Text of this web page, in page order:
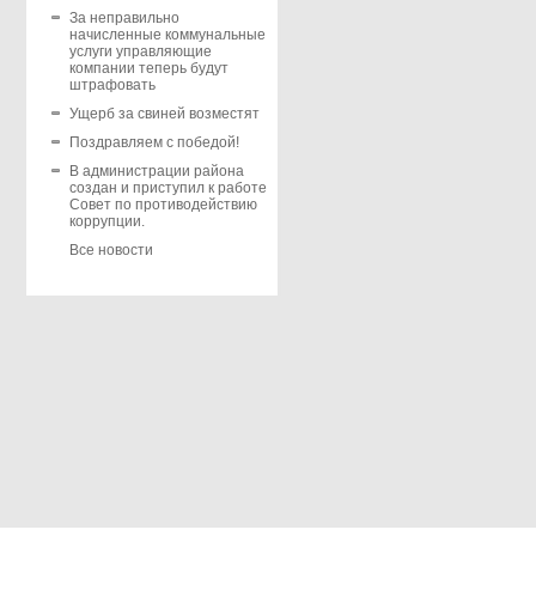
За неправильно
начисленные коммунальные
услуги управляющие
компании теперь будут
штрафовать
Ущерб за свиней возместят
Поздравляем с победой!
В администрации района
создан и приступил к работе
Совет по противодействию
коррупции.
Все новости